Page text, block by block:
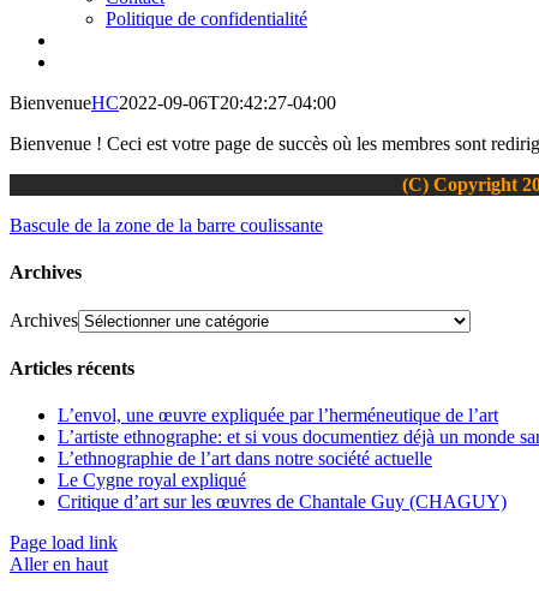
Politique de confidentialité
BienvenueHC2022-09-06T20:42:27-04:00
Bienvenue ! Ceci est votre page de succès où les membres sont
(C) Copyright
Bascule de la zone de la barre coulissante
Archives
Archives
Articles récents
L’envol, une œuvre expliquée par l’herméneutique de l’art
L’artiste ethnographe: et si vous documentiez déjà un monde
L’ethnographie de l’art dans notre société actuelle
Le Cygne royal expliqué
Critique d’art sur les œuvres de Chantale Guy (CHAGUY)
Page load link
Aller en haut